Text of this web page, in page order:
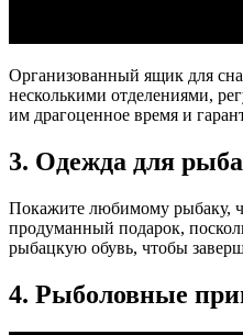
Организованный ящик для
несколькими отделениями,
им драгоценное время и
3. Одежда для
Покажите любимому рыбаку,
продуманный подарок,
рыбацкую обувь, чтобы
4. Рыболовные